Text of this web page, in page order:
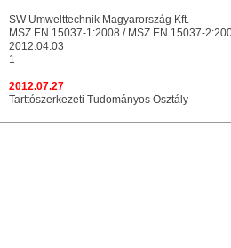
SW Umwelttechnik Magyarország Kft.
MSZ EN 15037-1:2008 / MSZ EN 15037-
2012.04.03
1
2012.07.27
Tarttószerkezeti Tudományos Osztály